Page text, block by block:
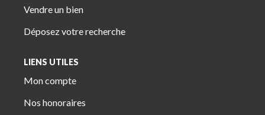
Vendre un bien
Déposez votre recherche
LIENS UTILES
Mon compte
Nos honoraires